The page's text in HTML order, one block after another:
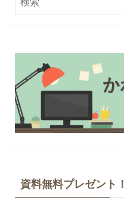
資料無料プレゼント！